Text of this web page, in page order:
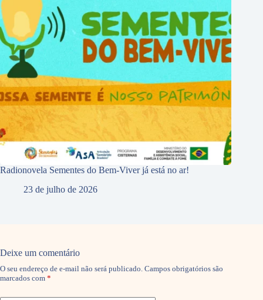
Radionovela Sementes do Bem-Viver já está no ar!
23 de julho de 2026
Deixe um comentário
O seu endereço de e-mail não será publicado. Campos obrigatórios são
marcados com *